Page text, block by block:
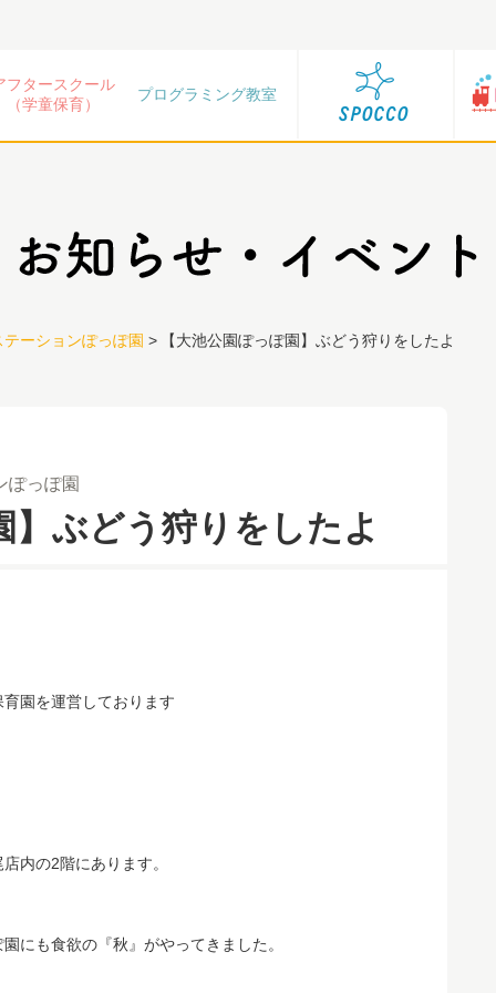
フタースクール
（学童保育）
プログラミング教室
ーションぽっぽ園 > 【大池公園ぽっぽ園】ぶどう狩りをしたよ
ぽっぽ園
】ぶどう狩りをしたよ
園を運営しております
内の2階にあります。
にも食欲の『秋』がやってきました。